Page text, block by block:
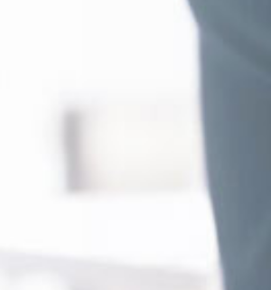
Finden Sie Ihre Weiterbildung